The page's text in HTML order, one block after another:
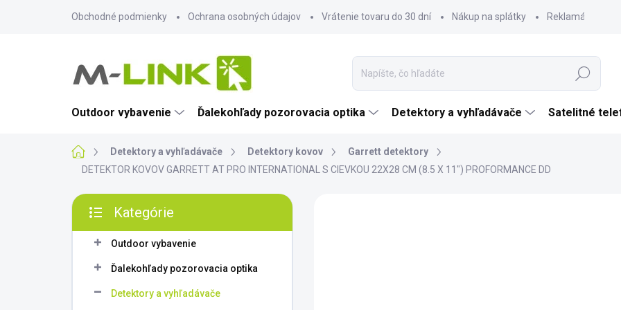
Obchodné podmienky Ochrana osobných údajov Vrátenie tovaru do 30 dní Nákup na splátky Reklamácia
Hľadať
Outdoor vybavenie Ďalekohľady pozorovacia optika Detektory a vyhľadávače Satelitné
DomovDetektory a vyhľadávače Detektory kovov
Garrett detektory
DETEKTOR KOVOV GARRETT AT PRO INTERNATIONAL S CIEVKOU 22X28 CM (8.5 X 11") PROFORMANCE DD
B
č
kategórie
Kategórie
Outdoor vybavenie
Ďalekohľady pozorovacia optika
Detektory a vyhľadávače